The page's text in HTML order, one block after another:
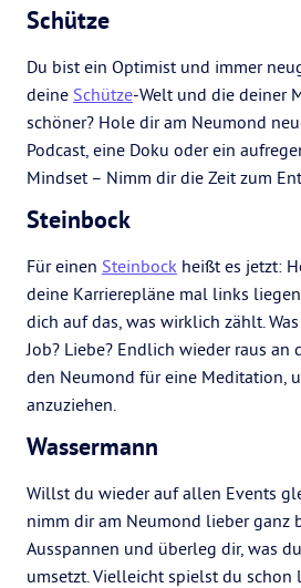
Schütze
Du bist ein Optimist und immer
deine Schütze-Welt und die deiner
schöner? Hole dir am Neumond
Podcast, eine Doku oder ein
Mindset – Nimm dir die Zeit zum
Steinbock
Für einen Steinbock heißt es jetzt:
deine Karrierepläne mal links
dich auf das, was wirklich zählt.
Job? Liebe? Endlich wieder raus an
den Neumond für eine Meditation,
anzuziehen.
Wassermann
Willst du wieder auf allen Events
nimm dir am Neumond lieber ganz
Ausspannen und überleg dir, was
umsetzt. Vielleicht spielst du schon